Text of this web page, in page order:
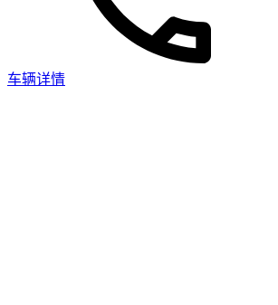
车辆详情